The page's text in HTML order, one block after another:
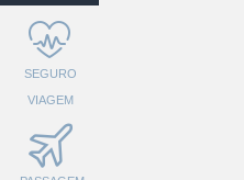
SEGURO
VIAGEM